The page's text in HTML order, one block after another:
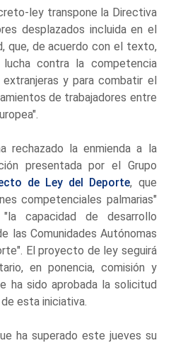
ley transpone la Directiva
desplazados incluida en el
que, de acuerdo con el texto,
contra la competencia
y para combatir el
de trabajadores entre
rechazado la enmienda a la
presentada por el Grupo
de Ley del Deporte, que
competenciales palmarias"
capacidad de desarrollo
las Comunidades Autónomas
El proyecto de ley seguirá
en ponencia, comisión y
ha sido aprobada la solicitud
esta iniciativa.
ha superado este jueves su